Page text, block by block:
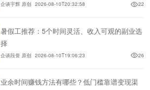
企谈宇辉 原创 2026-08-10T20:32:58 22
暑假工推荐：5个时间灵活、收入可观的副业选
择
企谈段誉 原创 2026-08-10T19:06:23 26
业余时间赚钱方法有哪些？低门槛靠谱变现渠